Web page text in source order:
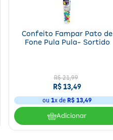
Confeito Fampar Pato de
Fone Pula Pula- Sortido
R$ 21,99
R$13,49
ou1x de R$ 13,49
Adicionar